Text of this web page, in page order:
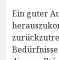
Ein guter